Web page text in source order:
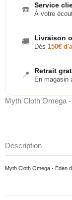
☎️ Service
À votre
🚚 Livraison
Dès 150€
📍 Retrait
En magasin
Myth Cloth Omega
Description
Myth Cloth Omega - Eden